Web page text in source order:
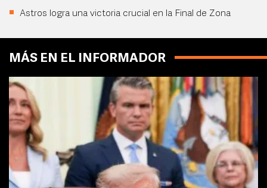
Astros logra una victoria crucial en la Final de Zona
MÁS EN EL INFORMADOR